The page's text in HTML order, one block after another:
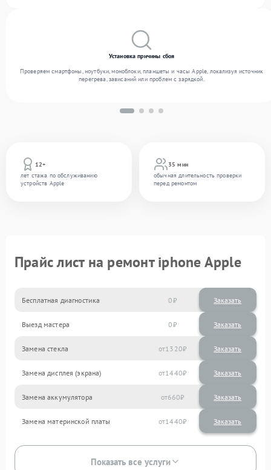
12+
лет стажа по обслуживанию
устройств Apple
35 мин
обычная длительность проверки
перед ремонтом
Установка причины сбоя
Проверяем смартфоны, ноутбуки, моноблоки, планшеты и часы Apple, локализуя источник
перегрева, зависаний или проблем с зарядкой.
Прайс лист на ремонт iphone Apple
Бесплатная диагностика 0 Заказать
Выезд мастера 0 Заказать
Замена стекла 1320
Замена дисплея (экрана) 1440
Замена аккумулятора 660
Замена материнской платы 1440
Показать все услуги